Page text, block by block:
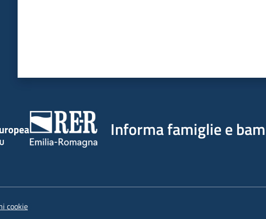
Informa famiglie e
cookie